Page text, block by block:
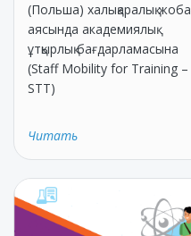
(Польша) халықаралық жоба
аясында академиялық
ұтқырлық бағдарламасына
(Staff Mobility for Training –
STT)
Читать